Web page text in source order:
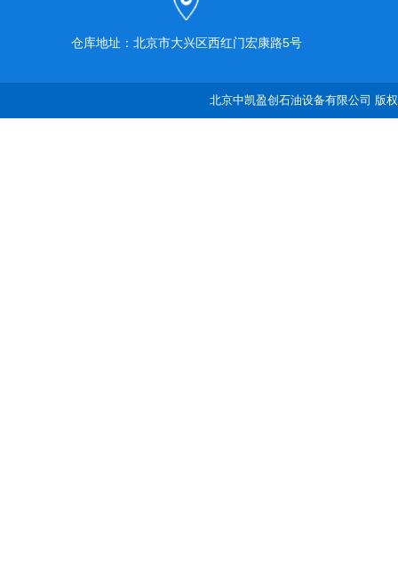
仓库地址：北京市大兴区西红门宏康路5号
北京中凯盈创石油设备有限公司 版